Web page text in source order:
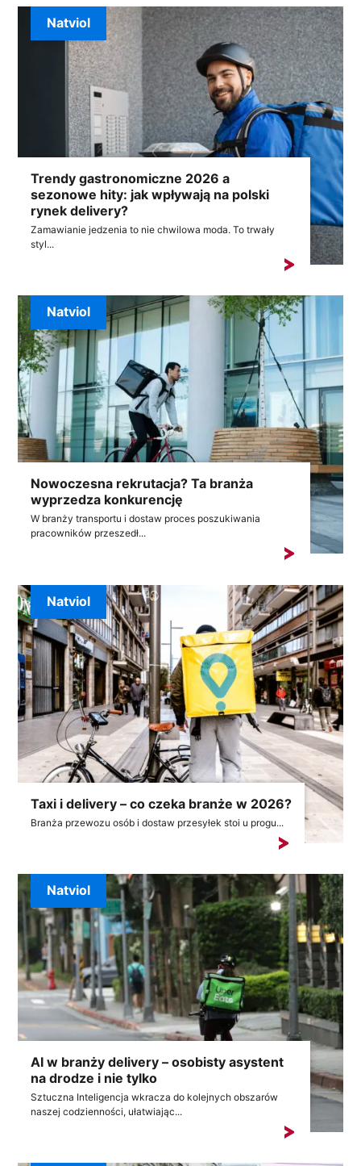
Trendy gastronomiczne 2026 a
sezonowe hity: jak wpływają na polski
rynek delivery?
Zamawianie jedzenia to nie chwilowa moda. To trwały
styl...
Natviol
Nowoczesna rekrutacja? Ta branża
wyprzedza konkurencję
W branży transportu i dostaw proces poszukiwania
pracowników przeszedł...
Natviol
Taxi i delivery – co czeka branże w 2026?
Branża przewozu osób i dostaw przesyłek stoi u progu...
Natviol
AI w branży delivery – osobisty asystent
na drodze i nie tylko
Sztuczna Inteligencja wkracza do kolejnych obszarów
naszej codzienności, ułatwiając...
Natviol